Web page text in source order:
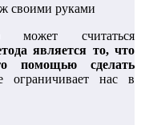
своими руками
может считаться
является то, что
помощью сделать
нас в